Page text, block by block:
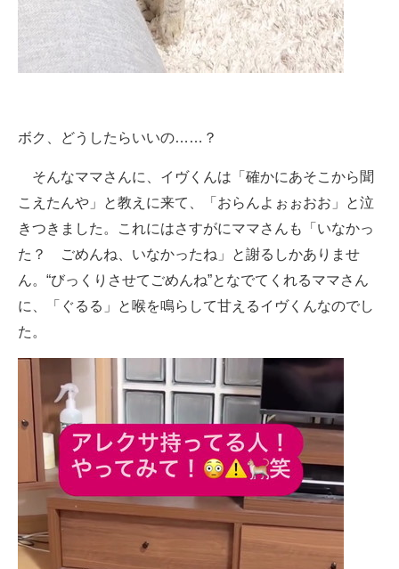
ボク、どうしたらいいの……？
そんなママさんに、イヴくんは「確かにあそこから聞
こえたんや」と教えに来て、「おらんよぉぉおお」と泣
きつきました。これにはさすがにママさんも「いなかっ
た？ ごめんね、いなかったね」と謝るしかありませ
ん。“びっくりさせてごめんね”となでてくれるママさん
に、「ぐるる」と喉を鳴らして甘えるイヴくんなのでし
た。